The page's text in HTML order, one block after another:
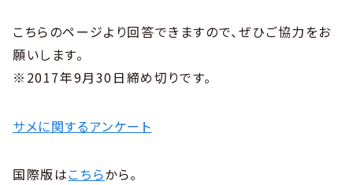
こちらのページより回答できますので、ぜひご協力をお
願いします。
※2017年9月30日締め切りです。
サメに関するアンケート
国際版はこちらから。